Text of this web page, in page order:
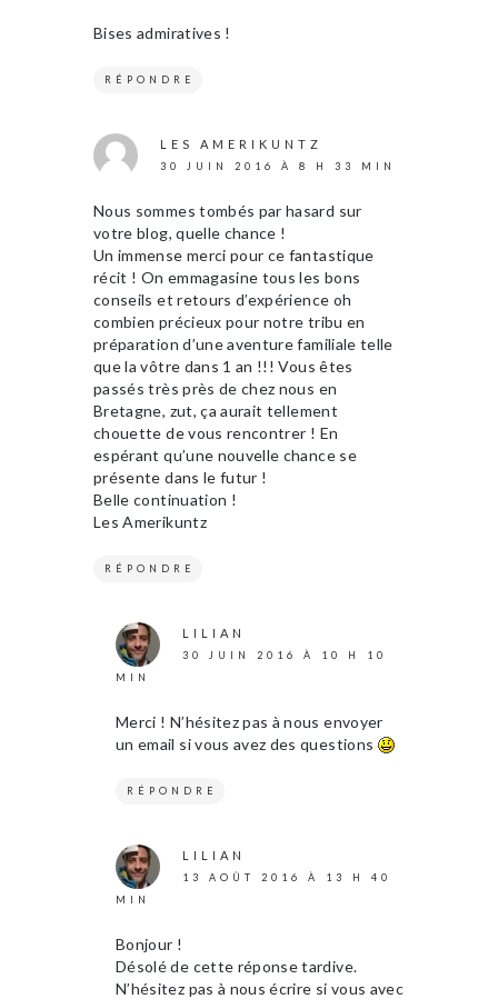
Bises admiratives !
RÉPONDRE
LES AMERIKUNTZ
30 JUIN 2016 À 8 H 33 MIN
Nous sommes tombés par hasard sur
votre blog, quelle chance !
Un immense merci pour ce fantastique
récit ! On emmagasine tous les bons
conseils et retours d’expérience oh
combien précieux pour notre tribu en
préparation d’une aventure familiale telle
que la vôtre dans 1 an !!! Vous êtes
passés très près de chez nous en
Bretagne, zut, ça aurait tellement
chouette de vous rencontrer ! En
espérant qu’une nouvelle chance se
présente dans le futur !
Belle continuation !
Les Amerikuntz
RÉPONDRE
LILIAN
30 JUIN 2016 À 10 H 10
MIN
Merci ! N’hésitez pas à nous envoyer
un email si vous avez des questions
RÉPONDRE
LILIAN
13 AOÛT 2016 À 13 H 40
MIN
Bonjour !
Désolé de cette réponse tardive.
N’hésitez pas à nous écrire si vous avec